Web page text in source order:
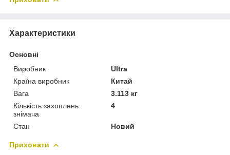
Характеристики
Основні
Виробник
Ultra
Країна виробник
Китай
Вага
3.113 кг
Кількість захоплень
знімача
4
Стан Новий
Приховати